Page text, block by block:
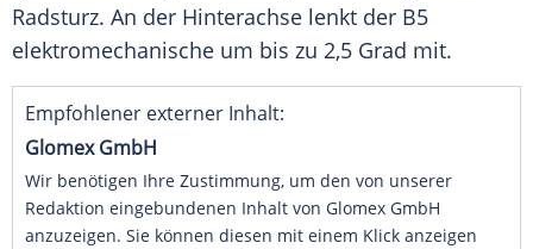
Radsturz. An der Hinterachse lenkt der B5
elektromechanische um bis zu 2,5 Grad mit.
Empfohlener externer Inhalt:
Glomex GmbH
Wir benötigen Ihre Zustimmung, um den von unserer
Redaktion eingebundenen Inhalt von Glomex GmbH
anzuzeigen. Sie können diesen mit einem Klick anzeigen